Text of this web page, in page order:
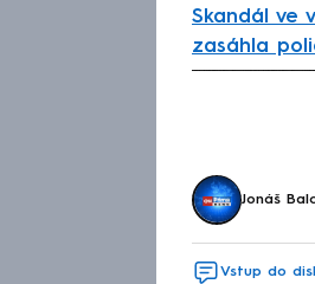
Skandál ve
zasáhla
Jonáš
Vstup do